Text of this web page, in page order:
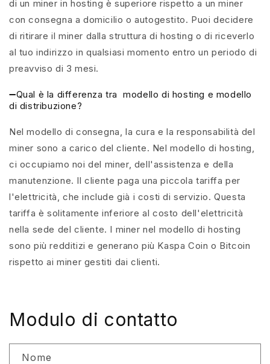
di un miner in hosting è superiore rispetto a un miner
con consegna a domicilio o autogestito. Puoi decidere
di ritirare il miner dalla struttura di hosting o di riceverlo
al tuo indirizzo in qualsiasi momento entro un periodo di
preavviso di 3 mesi.
➖Qual è la differenza tra modello di hosting e modello
di distribuzione?
Nel modello di consegna, la cura e la responsabilità del
miner sono a carico del cliente. Nel modello di hosting,
ci occupiamo noi del miner, dell'assistenza e della
manutenzione. Il cliente paga una piccola tariffa per
l'elettricità, che include già i costi di servizio. Questa
tariffa è solitamente inferiore al costo dell'elettricità
nella sede del cliente. I miner nel modello di hosting
sono più redditizi e generano più Kaspa Coin o Bitcoin
rispetto ai miner gestiti dai clienti.
Modulo di contatto
Nome